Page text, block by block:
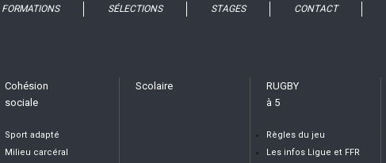
FORMATIONS SÉLECTIONS STAGES CONTACT
Cohésion
sociale
Sport adapté
Milieu carcéral
Scolaire
RUGBY
à 5
Règles du jeu
Les infos Ligue et FFR